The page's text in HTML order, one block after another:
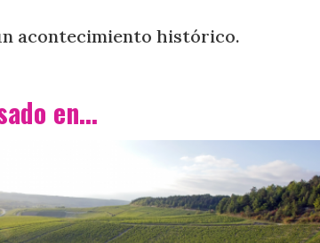
acontecimiento histórico.
en...